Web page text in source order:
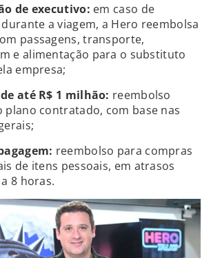
de executivo: em caso de
a viagem, a Hero reembolsa
passagens, transporte,
e alimentação para o substituto
empresa;
até R$ 1 milhão: reembolso
plano contratado, com base nas
reembolso para compras
de itens pessoais, em atrasos
8 horas.